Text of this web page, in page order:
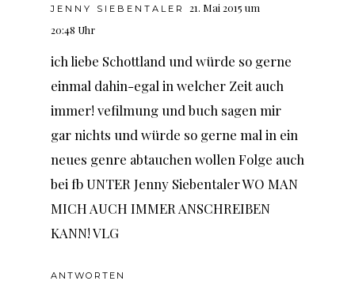
JENNY SIEBENTALER
21. Mai 2015 um
20:48 Uhr
ich liebe Schottland und würde so gerne
einmal dahin-egal in welcher Zeit auch
immer! vefilmung und buch sagen mir
gar nichts und würde so gerne mal in ein
neues genre abtauchen wollen Folge auch
bei fb UNTER Jenny Siebentaler WO MAN
MICH AUCH IMMER ANSCHREIBEN
KANN! VLG
ANTWORTEN